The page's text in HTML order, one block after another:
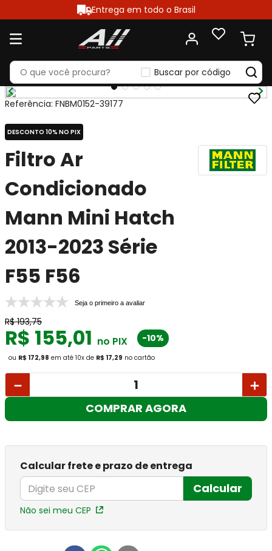
Entrega em todo o Brasil
Buscar por código
Referência: FNBM0152-39177
DESCONTO 10% NO PIX
Filtro Ar
Condicionado
Mann Mini Hatch
2013-2023 Série
F55 F56
Seja o primeiro a avaliar
R$ 193,75
R$ 155,01 no PIX -10%
ou R$ 172,98 em até 10x de R$ 17,29 no cartão
＋
－
COMPRAR AGORA
Calcular frete e prazo de entrega
Calcular
Não sei meu CEP